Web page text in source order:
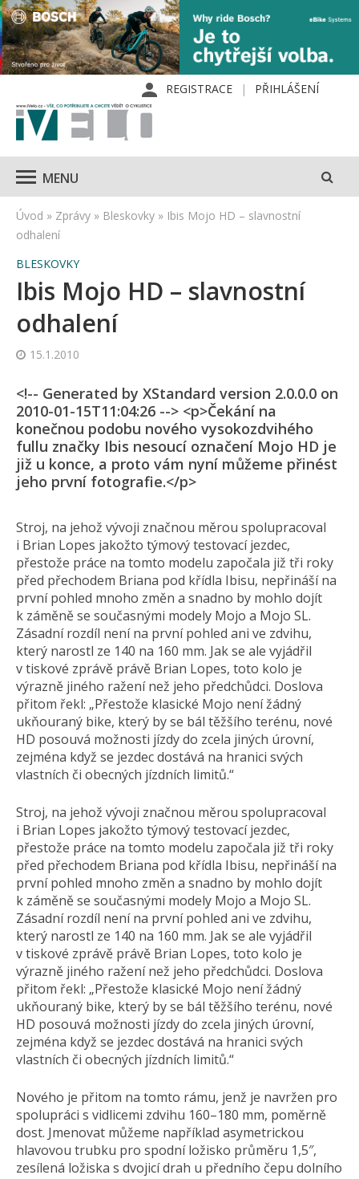
REGISTRACE PŘIHLÁŠENÍ
MENU
Úvod » Zprávy » Bleskovky » Ibis Mojo HD – slavnostní
odhalení
BLESKOVKY
Ibis Mojo HD – slavnostní
odhalení
15.1.2010
<!-- Generated by XStandard version 2.0.0.0 on
2010-01-15T11:04:26 --> <p>Čekání na
konečnou podobu nového vysokozdvihého
fullu značky Ibis nesoucí označení Mojo HD je
již u konce, a proto vám nyní můžeme přinést
jeho první fotografie.</p>
Stroj, na jehož vývoji značnou měrou spolupracoval
i Brian Lopes jakožto týmový testovací jezdec,
přestože práce na tomto modelu započala již tři roky
před přechodem Briana pod křídla Ibisu, nepřináší na
první pohled mnoho změn a snadno by mohlo dojít
k záměně se současnými modely Mojo a Mojo SL.
Zásadní rozdíl není na první pohled ani ve zdvihu,
který narostl ze 140 na 160 mm. Jak se ale vyjádřil
v tiskové zprávě právě Brian Lopes, toto kolo je
výrazně jiného ražení než jeho předchůdci. Doslova
přitom řekl: „Přestože klasické Mojo není žádný
ukňouraný bike, který by se bál těžšího terénu, nové
HD posouvá možnosti jízdy do zcela jiných úrovní,
zejména když se jezdec dostává na hranici svých
vlastních či obecných jízdních limitů.“
Stroj, na jehož vývoji značnou měrou spolupracoval
i Brian Lopes jakožto týmový testovací jezdec,
přestože práce na tomto modelu započala již tři roky
před přechodem Briana pod křídla Ibisu, nepřináší na
první pohled mnoho změn a snadno by mohlo dojít
k záměně se současnými modely Mojo a Mojo SL.
Zásadní rozdíl není na první pohled ani ve zdvihu,
který narostl ze 140 na 160 mm. Jak se ale vyjádřil
v tiskové zprávě právě Brian Lopes, toto kolo je
výrazně jiného ražení než jeho předchůdci. Doslova
přitom řekl: „Přestože klasické Mojo není žádný
ukňouraný bike, který by se bál těžšího terénu, nové
HD posouvá možnosti jízdy do zcela jiných úrovní,
zejména když se jezdec dostává na hranici svých
vlastních či obecných jízdních limitů.“
Nového je přitom na tomto rámu, jenž je navržen pro
spolupráci s vidlicemi zdvihu 160–180 mm, poměrně
dost. Jmenovat můžeme například asymetrickou
hlavovou trubku pro spodní ložisko průměru 1,5″,
zesílená ložiska s dvojicí drah u předního čepu dolního